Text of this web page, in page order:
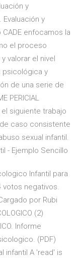
y
y
enfocamos la
el proceso
valorar el nivel
psicológica y
de una serie de
PERICIAL
el siguiente trabajo
caso consistente
sexual infantil.
- Ejemplo Sencillo
Infantil para
votos negativos.
por Rubi
(2)
Informe
(PDF)
infantil A 'read' is